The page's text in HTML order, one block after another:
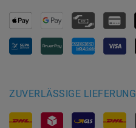
ZUVERLÄSSIGE LIEFERUNG